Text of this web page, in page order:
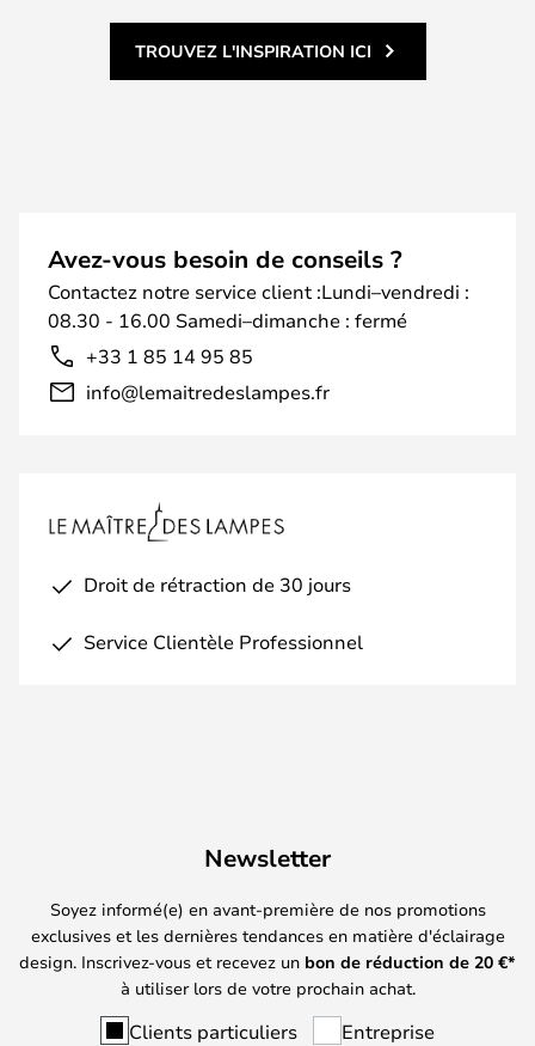
TROUVEZ L'INSPIRATION ICI
Avez-vous besoin de conseils ?
Contactez notre service client :Lundi–vendredi :
08.30 - 16.00 Samedi–dimanche : fermé
+33 1 85 14 95 85
info@lemaitredeslampes.fr
Droit de rétraction de 30 jours
Service Clientèle Professionnel
Newsletter
Soyez informé(e) en avant-première de nos promotions
exclusives et les dernières tendances en matière d'éclairage
design. Inscrivez-vous et recevez un bon de réduction de 20 €*
à utiliser lors de votre prochain achat.
Clients particuliers Entreprise